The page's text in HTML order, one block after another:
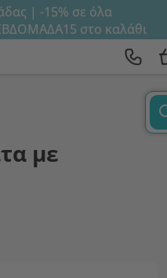
| -15% σε όλα
στο καλάθι
με